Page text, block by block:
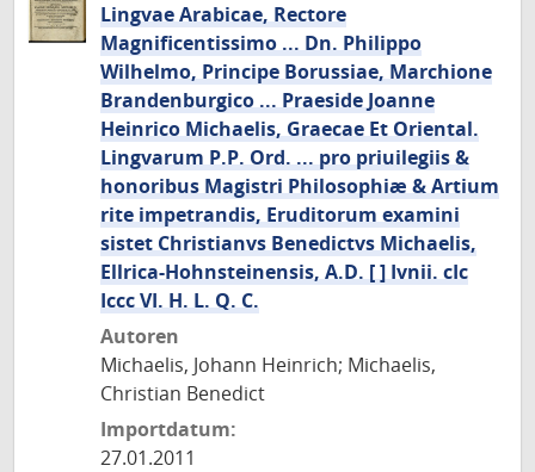
Lingvae Arabicae, Rectore
Magnificentissimo ... Dn. Philippo
Wilhelmo, Principe Borussiae, Marchione
Brandenburgico ... Praeside Joanne
Heinrico Michaelis, Graecae Et Oriental.
Lingvarum P.P. Ord. ... pro priuilegiis &
honoribus Magistri Philosophiæ & Artium
rite impetrandis, Eruditorum examini
sistet Christianvs Benedictvs Michaelis,
Ellrica-Hohnsteinensis, A.D. [ ] Ivnii. cIc
Iccc VI. H. L. Q. C.
Autoren
Michaelis, Johann Heinrich; Michaelis,
Christian Benedict
Importdatum:
27.01.2011